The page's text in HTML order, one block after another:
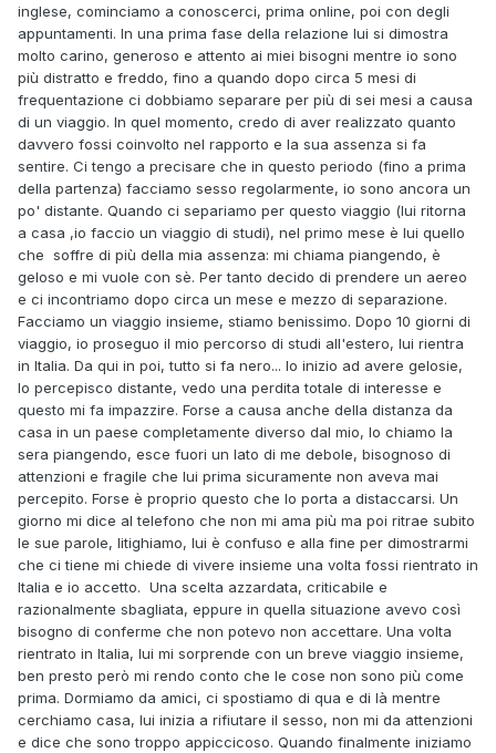
inglese, cominciamo a conoscerci, prima online, poi con degli
appuntamenti. In una prima fase della relazione lui si dimostra
molto carino, generoso e attento ai miei bisogni mentre io sono
più distratto e freddo, fino a quando dopo circa 5 mesi di
frequentazione ci dobbiamo separare per più di sei mesi a causa
di un viaggio. In quel momento, credo di aver realizzato quanto
davvero fossi coinvolto nel rapporto e la sua assenza si fa
sentire. Ci tengo a precisare che in questo periodo (fino a prima
della partenza) facciamo sesso regolarmente, io sono ancora un
po' distante. Quando ci separiamo per questo viaggio (lui ritorna
a casa ,io faccio un viaggio di studi), nel primo mese è lui quello
che soffre di più della mia assenza: mi chiama piangendo, è
geloso e mi vuole con sè. Per tanto decido di prendere un aereo
e ci incontriamo dopo circa un mese e mezzo di separazione.
Facciamo un viaggio insieme, stiamo benissimo. Dopo 10 giorni di
viaggio, io proseguo il mio percorso di studi all'estero, lui rientra
in Italia. Da qui in poi, tutto si fa nero... Io inizio ad avere gelosie,
lo percepisco distante, vedo una perdita totale di interesse e
questo mi fa impazzire. Forse a causa anche della distanza da
casa in un paese completamente diverso dal mio, lo chiamo la
sera piangendo, esce fuori un lato di me debole, bisognoso di
attenzioni e fragile che lui prima sicuramente non aveva mai
percepito. Forse è proprio questo che lo porta a distaccarsi. Un
giorno mi dice al telefono che non mi ama più ma poi ritrae subito
le sue parole, litighiamo, lui è confuso e alla fine per dimostrarmi
che ci tiene mi chiede di vivere insieme una volta fossi rientrato in
Italia e io accetto. Una scelta azzardata, criticabile e
razionalmente sbagliata, eppure in quella situazione avevo così
bisogno di conferme che non potevo non accettare. Una volta
rientrato in Italia, lui mi sorprende con un breve viaggio insieme,
ben presto però mi rendo conto che le cose non sono più come
prima. Dormiamo da amici, ci spostiamo di qua e di là mentre
cerchiamo casa, lui inizia a rifiutare il sesso, non mi da attenzioni
e dice che sono troppo appiccicoso. Quando finalmente iniziamo